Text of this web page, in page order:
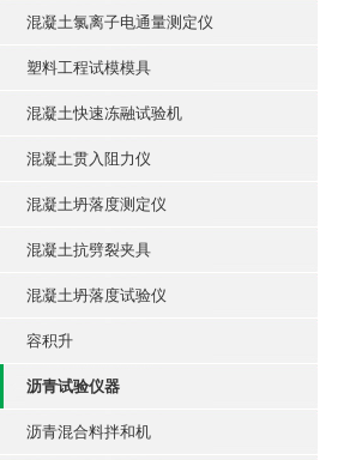
混凝土氯离子电通量测定仪
塑料工程试模模具
混凝土快速冻融试验机
混凝土贯入阻力仪
混凝土坍落度测定仪
混凝土抗劈裂夹具
混凝土坍落度试验仪
容积升
沥青试验仪器
沥青混合料拌和机